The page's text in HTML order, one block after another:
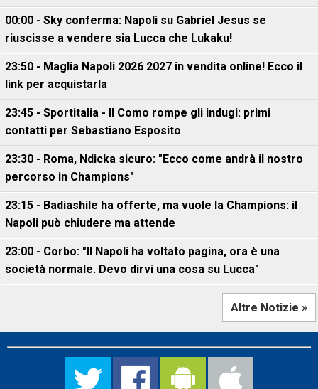
00:00 - Sky conferma: Napoli su Gabriel Jesus se
riuscisse a vendere sia Lucca che Lukaku!
23:50 - Maglia Napoli 2026 2027 in vendita online! Ecco il
link per acquistarla
23:45 - Sportitalia - Il Como rompe gli indugi: primi
contatti per Sebastiano Esposito
23:30 - Roma, Ndicka sicuro: "Ecco come andrà il nostro
percorso in Champions"
23:15 - Badiashile ha offerte, ma vuole la Champions: il
Napoli può chiudere ma attende
23:00 - Corbo: "Il Napoli ha voltato pagina, ora è una
società normale. Devo dirvi una cosa su Lucca"
Altre Notizie »